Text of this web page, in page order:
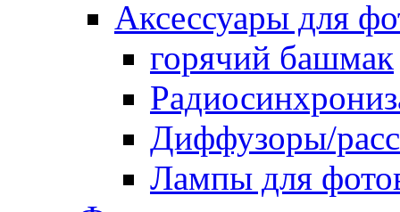
Аксессуары для
горячий башмак
Диффузоры/
Лампы для